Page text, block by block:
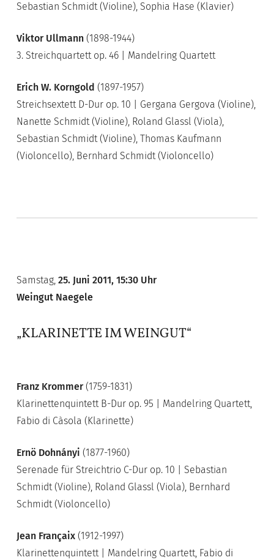
Sebastian Schmidt (Violine), Sophia Hase (Klavier)
Viktor Ullmann(1898-1944)
3. Streichquartett op. 46 | Mandelring Quartett
Erich W. Korngold (1897-1957)
Streichsextett D-Dur op. 10 | Gergana Gergova (Violine),
Nanette Schmidt (Violine), Roland Glassl (Viola),
Sebastian Schmidt (Violine), Thomas Kaufmann
(Violoncello), Bernhard Schmidt (Violoncello)
Samstag, 25. Juni 2011, 15:30 Uhr
Weingut Naegele
„KLARINETTE IM WEINGUT“
Franz Krommer(1759-1831)
Klarinettenquintett B-Dur op. 95 | Mandelring Quartett,
Fabio di Càsola (Klarinette)
Ernö Dohnányi (1877-1960)
Serenade für Streichtrio C-Dur op. 10 | Sebastian
Schmidt (Violine), Roland Glassl (Viola), Bernhard
Schmidt (Violoncello)
Jean Françaix(1912-1997)
Klarinettenquintett | Mandelring Quartett, Fabio di